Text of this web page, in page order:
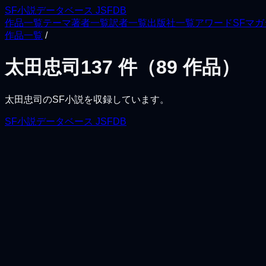
SF小説データベース JSFDB
作品一覧テーマ著者一覧訳者一覧出版社一覧アワードSFマガ
作品一覧 /
太田忠司 137 件（89 作品）
太田忠司 のSF小説を収録しています。
SF小説データベース JSFDB